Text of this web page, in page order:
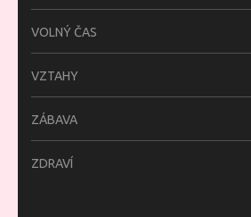
VOLNÝ ČAS
VZTAHY
ZÁBAVA
ZDRAVÍ